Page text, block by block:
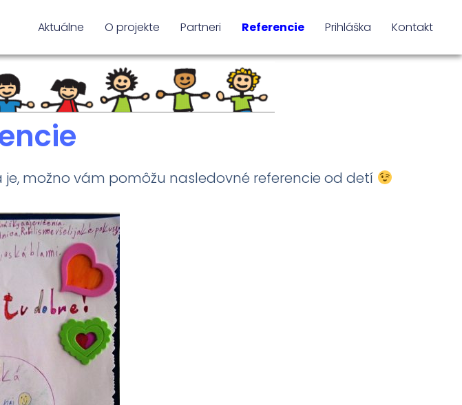
Aktuálne O projekte Partneri Referencie Prihláška Kontakt
možno vám pomôžu nasledovné referencie od detí